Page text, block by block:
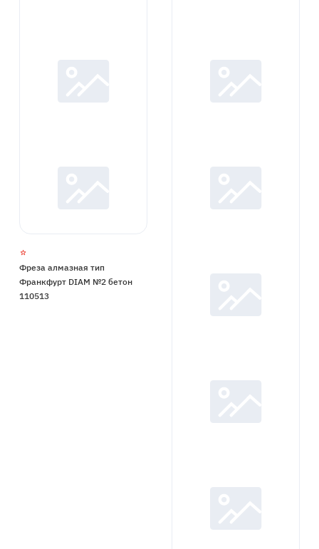
Фреза алмазная тип
Франкфурт DIAM №2 бетон
110513